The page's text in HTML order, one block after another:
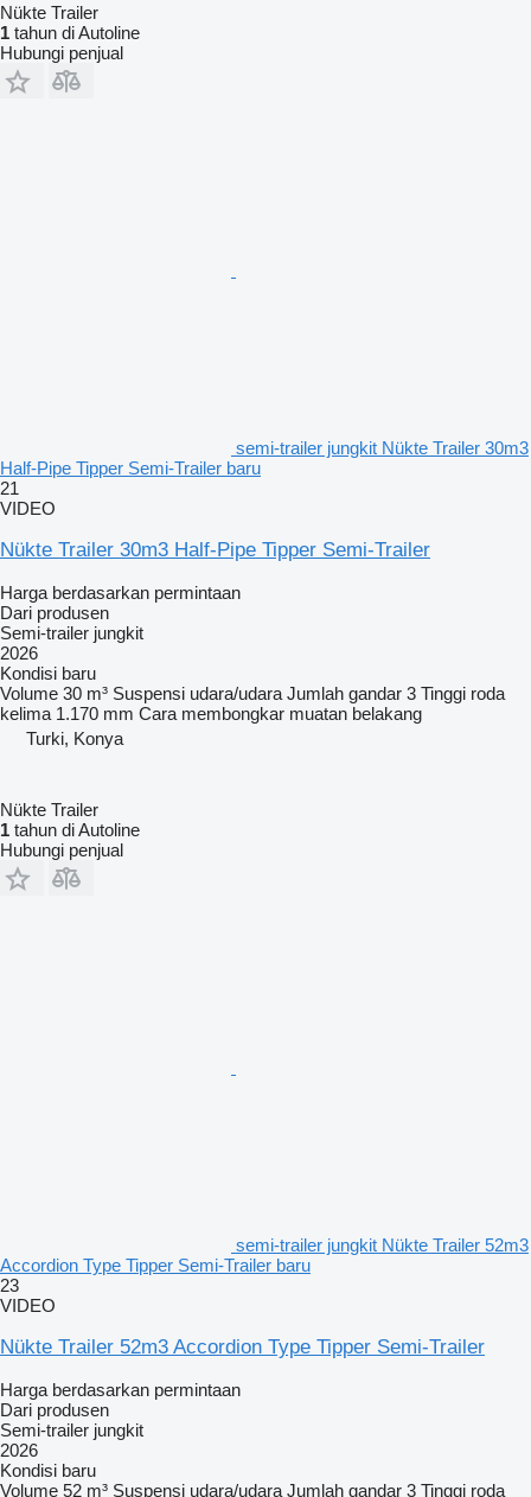
Nükte Trailer
1 tahun di Autoline
Hubungi penjual
semi-trailer jungkit Nükte Trailer 30m3
Half-Pipe Tipper Semi-Trailer baru
21
VIDEO
Nükte Trailer 30m3 Half-Pipe Tipper Semi-Trailer
Harga berdasarkan permintaan
Dari produsen
Semi-trailer jungkit
2026
Kondisi baru
Volume 30 m³ Suspensi udara/udara Jumlah gandar 3 Tinggi roda
kelima 1.170 mm Cara membongkar muatan belakang
Turki, Konya
Nükte Trailer
1 tahun di Autoline
Hubungi penjual
semi-trailer jungkit Nükte Trailer 52m3
Accordion Type Tipper Semi-Trailer baru
23
VIDEO
Nükte Trailer 52m3 Accordion Type Tipper Semi-Trailer
Harga berdasarkan permintaan
Dari produsen
Semi-trailer jungkit
2026
Kondisi baru
Volume 52 m³ Suspensi udara/udara Jumlah gandar 3 Tinggi roda